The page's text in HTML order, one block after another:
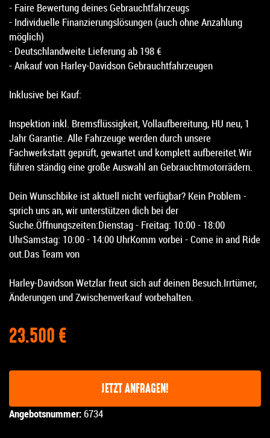
- Faire Bewertung deines Gebrauchtfahrzeugs
- Individuelle Finanzierungslösungen (auch ohne Anzahlung
möglich)
- Deutschlandweite Lieferung ab 198 €
- Ankauf von Harley-Davidson Gebrauchtfahrzeugen
Inklusive bei Kauf:
Inspektion inkl. Bremsflüssigkeit, Vollaufbereitung, HU neu, 1
Jahr Garantie. Alle Fahrzeuge werden durch unsere
Fachwerkstatt geprüft, gewartet und komplett aufbereitet.Wir
führen ständig eine große Auswahl an Gebrauchtmotorrädern.
Dein Wunschbike ist aktuell nicht verfügbar? Kein Problem -
sprich uns an, wir unterstützen dich bei der
Suche.Öffnungszeiten:Dienstag - Freitag: 10:00 - 18:00
UhrSamstag: 10:00 - 14:00 UhrKomm vorbei - Come in and Ride
out.Das Team von
Harley-Davidson Wetzlar freut sich auf deinen Besuch.Irrtümer,
Änderungen und Zwischenverkauf vorbehalten.
23.500 €
JETZT ANFRAGEN!
Angebotsnummer:6734